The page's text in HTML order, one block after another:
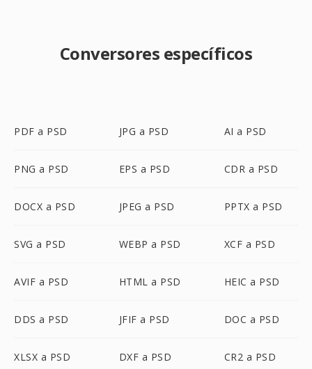
Conversores específicos
PDF a PSD JPG a PSD AI a PSD
PNG a PSD EPS a PSD CDR a PSD
DOCX a PSD JPEG a PSD PPTX a PSD
SVG a PSD WEBP a PSD XCF a PSD
AVIF a PSD HTML a PSD HEIC a PSD
DDS a PSD JFIF a PSD DOC a PSD
XLSX a PSD DXF a PSD CR2 a PSD